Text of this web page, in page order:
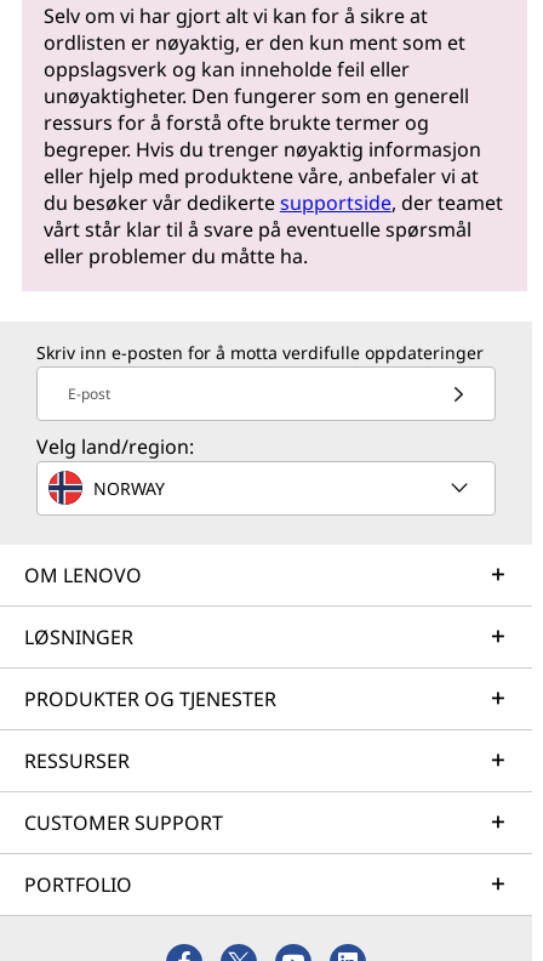
Selv om vi har gjort alt vi kan for å sikre at
ordlisten er nøyaktig, er den kun ment som et
oppslagsverk og kan inneholde feil eller
unøyaktigheter. Den fungerer som en generell
ressurs for å forstå ofte brukte termer og
begreper. Hvis du trenger nøyaktig informasjon
eller hjelp med produktene våre, anbefaler vi at
du besøker vår dedikertesupportside, der teamet
vårt står klar til å svare på eventuelle spørsmål
eller problemer du måtte ha.
Skriv inn e-posten for å motta verdifulle oppdateringer
E-post
Velg land/region:
NORWAY
OM LENOVO
LØSNINGER
PRODUKTER OG TJENESTER
RESSURSER
CUSTOMER SUPPORT
PORTFOLIO